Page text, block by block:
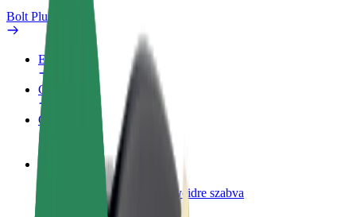
Bolt Plus
Előnyök
Csatlakozás
GYIK
Pénzkereseti lehetőség igényeidre szabva